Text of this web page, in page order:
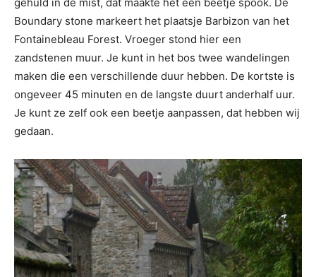
Boundary stone markeert het plaatsje Barbizon van het
Fontainebleau Forest. Vroeger stond hier een
zandstenen muur. Je kunt in het bos twee wandelingen
maken die een verschillende duur hebben. De kortste is
ongeveer 45 minuten en de langste duurt anderhalf uur.
Je kunt ze zelf ook een beetje aanpassen, dat hebben wij
gedaan.